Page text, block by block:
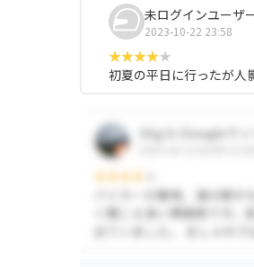
未ログインユーザ
2023-10-22 23:58
初夏の平日に行ったが人